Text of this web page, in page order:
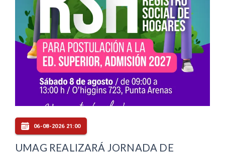
06-08-2026 21:00
UMAG REALIZARÁ JORNADA DE